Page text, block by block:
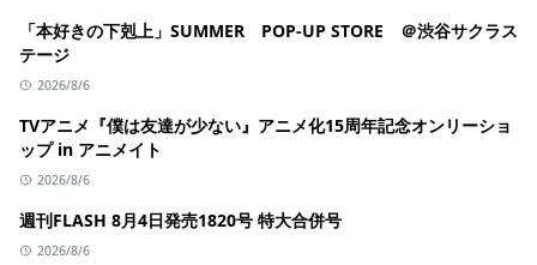
「本好きの下剋上」SUMMER POP-UP STORE ＠渋谷サクラス
テージ
2026/8/6
TVアニメ『僕は友達が少ない』アニメ化15周年記念オンリーショ
ップ in アニメイト
2026/8/6
週刊FLASH 8月4日発売1820号 特大合併号
2026/8/6